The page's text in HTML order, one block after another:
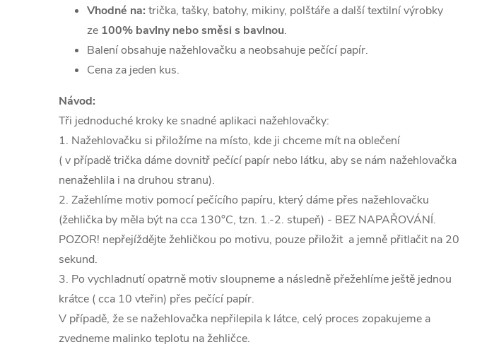
Vhodné na: trička, tašky, batohy, mikiny, polštáře a další textilní výrobky
ze 100% bavlny nebo směsi s bavlnou.
Balení obsahuje nažehlovačku a neobsahuje pečící papír.
Cena za jeden kus.
Návod:
Tři jednoduché kroky ke snadné aplikaci nažehlovačky:
1. Nažehlovačku si přiložíme na místo, kde ji chceme mít na oblečení
( v případě trička dáme dovnitř pečící papír nebo látku, aby se nám nažehlovačka
nenažehlila i na druhou stranu).
2. Zažehlíme motiv pomocí pečícího papíru, který dáme přes nažehlovačku
(žehlička by měla být na cca 130°C, tzn. 1.-2. stupeň) - BEZ NAPAŘOVÁNÍ.
POZOR! nepřejíždějte žehličkou po motivu, pouze přiložit a jemně přitlačit na 20
sekund.
3. Po vychladnutí opatrně motiv sloupneme a následně přežehlíme ještě jednou
krátce ( cca 10 vteřin) přes pečící papír.
V případě, že se nažehlovačka nepřilepila k látce, celý proces zopakujeme a
zvedneme malinko teplotu na žehličce.